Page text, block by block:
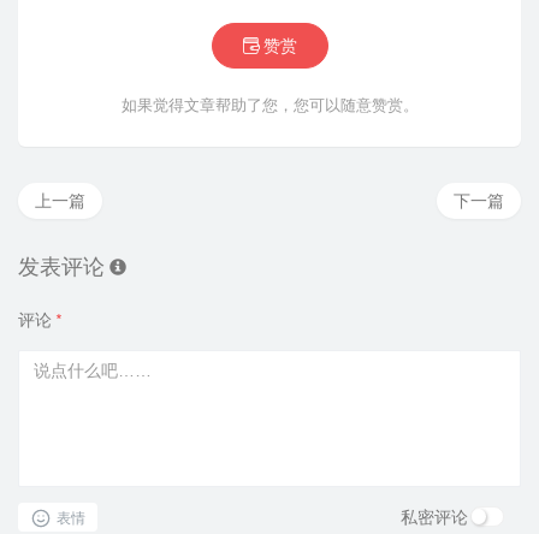
赞赏
如果觉得文章帮助了您，您可以随意赞赏。
下一篇
上一篇
发表评论
评论 *
表情 私密评论